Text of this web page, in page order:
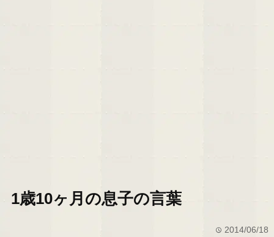
1歳10ヶ月の息子の言葉
time 2014/06/18